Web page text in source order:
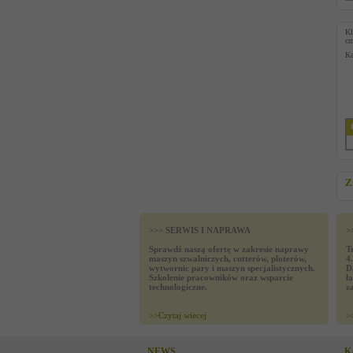
cm
>>> SERWIS I NAPRAWA
Sprawdź naszą ofertę w zakresie naprawy
maszyn szwalniczych, cutterów, ploterów,
wytwornic pary i maszyn specjalistycznych.
Szkolenie pracowników oraz wsparcie
technologiczne.
>>Czytaj wiecej